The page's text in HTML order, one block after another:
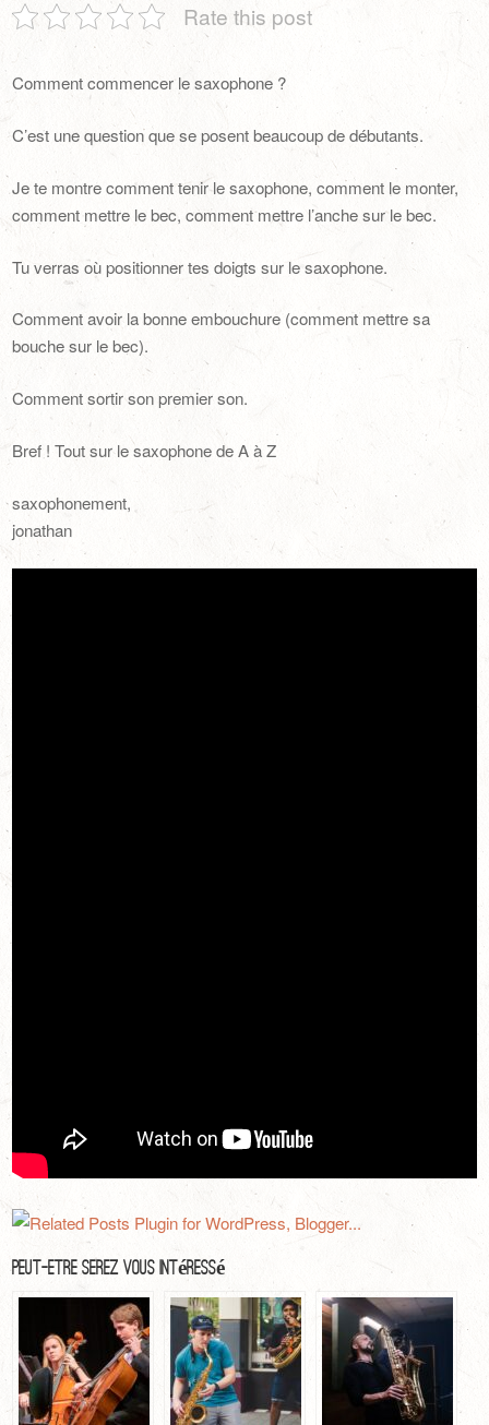
Rate this post
Comment commencer le saxophone ?
C’est une question que se posent beaucoup de débutants.
Je te montre comment tenir le saxophone, comment le monter,
comment mettre le bec, comment mettre l’anche sur le bec.
Tu verras où positionner tes doigts sur le saxophone.
Comment avoir la bonne embouchure (comment mettre sa
bouche sur le bec).
Comment sortir son premier son.
Bref ! Tout sur le saxophone de A à Z
saxophonement,
jonathan
Peut-Être Serez Vous Intéressé